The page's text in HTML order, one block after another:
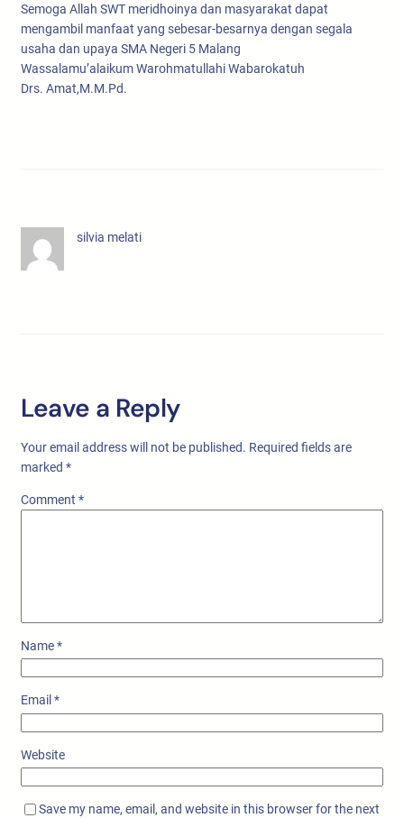
Semoga Allah SWT meridhoinya dan masyarakat dapat
mengambil manfaat yang sebesar-besarnya dengan segala
usaha dan upaya SMA Negeri 5 Malang
Wassalamu’alaikum Warohmatullahi Wabarokatuh
Drs. Amat,M.M.Pd.
silvia melati
Leave a Reply
Your email address will not be published. Required fields are
marked *
Comment *
Name*
Email *
Website
Save my name, email, and website in this browser for the next